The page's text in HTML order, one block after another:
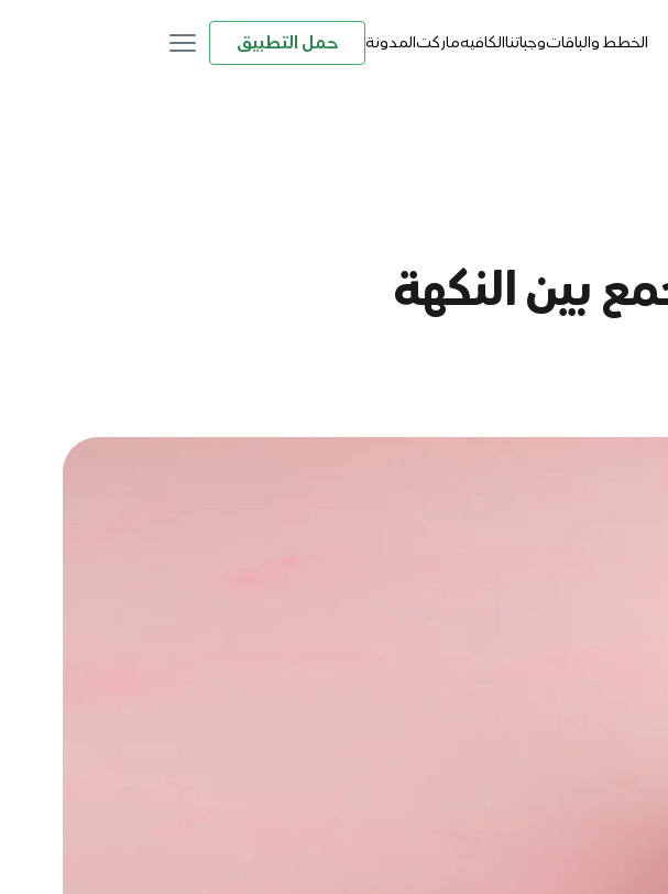
الخطط والباقاتوجباتناالكافيهماركتالمدونة حمل التطبيق
بين النكهة